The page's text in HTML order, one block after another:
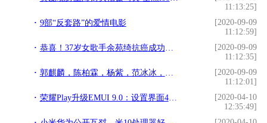
11:13:25]
9部“反套路”的爱情电影
[2020-09-09
11:12:59]
恭喜！37岁女歌手余苑绮抗癌成功，6年时间总共历经18次化疗
[2020-09-09
11:12:35]
郭麒麟，陈柏霖，杨紫，范冰冰，白宇，黄明昊，沙宝亮，香蜜影版
[2020-09-09
11:12:01]
荣耀Play升级EMUI 9.0：设置界面4大变化，自然而极简（一）
[2020-04-10
12:35:49]